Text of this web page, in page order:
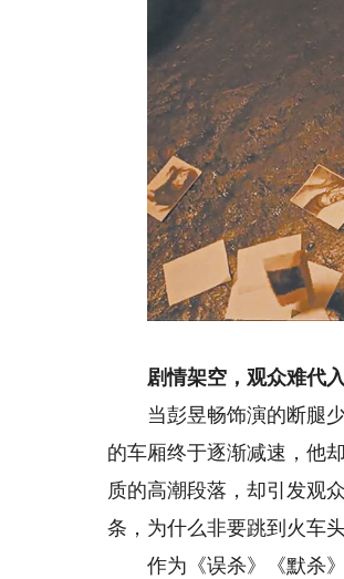
剧情架空，观众难代入
当彭昱畅饰演的断腿少
的车厢终于逐渐减速，他
质的高潮段落，却引发观
条，为什么非要跳到火车
作为《误杀》《默杀》